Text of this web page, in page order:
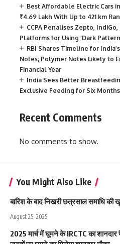
Best Affordable Electric Cars
₹4.69 Lakh With Up to 421 km
CCPA Penalises Zepto,
Platforms for Using ‘Dark
RBI Shares Timeline for
Notes; Polymer Notes Likely to
Financial Year
India Sees Better
Exclusive Feeding for Six
Recent Comments
No comments to show.
You Might Also Like
बारिश के बाद निखरी छत्रसाल समाधि की
August 25, 2025
2025 मार्च में घूमने के IRCTC का